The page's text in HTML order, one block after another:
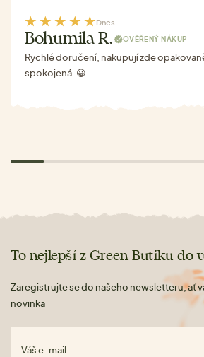
Dnes
Bohumila R. OVĚŘENÝ NÁKUP
Rychlé doručení, nakupují zde
spokojená. 😀
To nejlepší z Green Butiku do
Zaregistrujte se do našeho newsletteru, ať
novinka
Váš e-mail